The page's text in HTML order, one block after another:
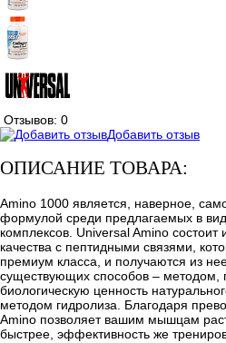
Отзывов: 0
Добавить отзыв
ОПИСАНИЕ ТОВАРА:
Amino 1000 является, наверное,
формулой среди предлагаемых в
комплексов. Universal Amino состоит
качества с пептидными связями,
премиум класса, и получаются из
существующих способов –
биологическую ценность
методом гидролиза. Благодаря
Amino позволяет вашим мышцам
быстрее, эффективность же